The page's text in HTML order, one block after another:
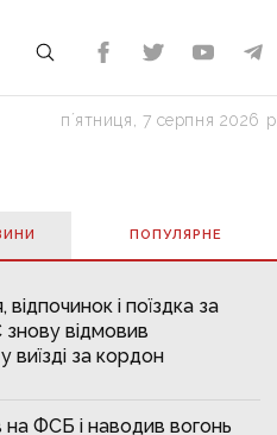
пʼятниця, 7 серпня 2026 р.
ПОПУЛЯРНE
і поїздка за
відмовив
виїзді за кордон
ФСБ і наводив вогонь